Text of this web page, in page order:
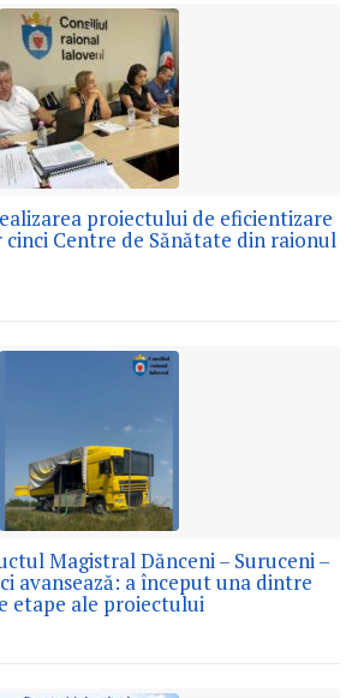
proiectului de eficientizare
cinci Centre de Sănătate din raionul
Magistral Dănceni – Suruceni –
avansează: a început una dintre
etape ale proiectului